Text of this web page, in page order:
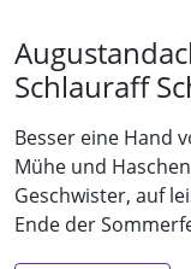
Schlauraff
Besser eine Hand
Mühe und
Geschwister, auf
Ende der